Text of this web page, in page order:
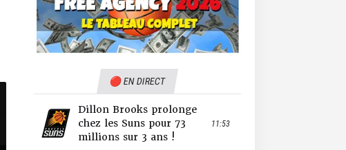
🔴 EN DIRECT
Dillon Brooks prolonge
chez les Suns pour 73
millions sur 3 ans !
11:53